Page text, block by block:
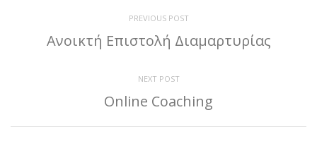
PREVIOUS POST
Ανοικτή Επιστολή Διαμαρτυρίας
NEXT POST
Online Coaching